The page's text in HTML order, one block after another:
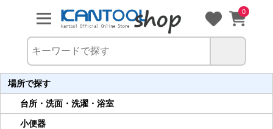
0
場所で探す
台所・洗面・洗濯・浴室
小便器